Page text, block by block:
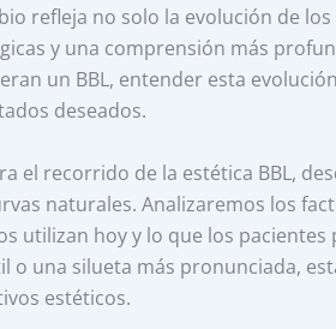
refleja no solo la evolución de
y una comprensión más
un BBL, entender esta
deseados.
el recorrido de la estética BBL,
naturales. Analizaremos los
utilizan hoy y lo que los pacientes
o una silueta más pronunciada,
estéticos.